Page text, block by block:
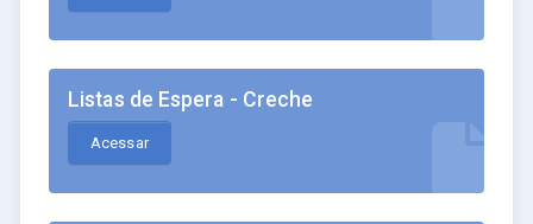
Listas de Espera - Creche
Acessar